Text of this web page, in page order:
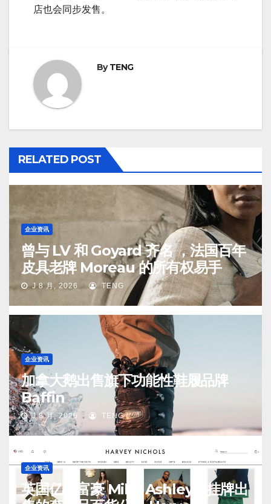
店也会同步发售。
ByTENG
RELATED POST
企业资讯
曾与 LV 和 Goyard 齐名 ，法国百年
皮具老牌 Moreau 的所有权易手
J 8 月, 2026 TENG
企业资讯
加拿大鹅出售旗下功能性鞋履品牌
Baffin
J 8 月, 2026 TENG
企业资讯
英国亿万富豪 Mike Ashley：挂牌出